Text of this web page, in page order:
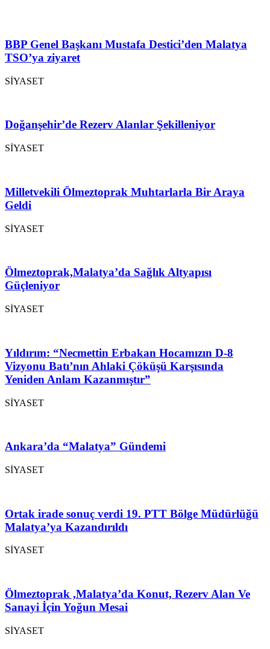
BBP Genel Başkanı Mustafa Destici’den Malatya
TSO’ya ziyaret
SİYASET
Doğanşehir’de Rezerv Alanlar Şekilleniyor
SİYASET
Milletvekili Ölmeztoprak Muhtarlarla Bir Araya
Geldi
SİYASET
Ölmeztoprak,Malatya’da Sağlık Altyapısı
Güçleniyor
SİYASET
Yıldırım: “Necmettin Erbakan Hocamızın D-8
Vizyonu Batı’nın Ahlaki Çöküşü Karşısında
Yeniden Anlam Kazanmıştır”
SİYASET
Ankara’da “Malatya” Gündemi
SİYASET
Ortak irade sonuç verdi 19. PTT Bölge Müdürlüğü
Malatya’ya Kazandırıldı
SİYASET
Ölmeztoprak ,Malatya’da Konut, Rezerv Alan Ve
Sanayi İçin Yoğun Mesai
SİYASET